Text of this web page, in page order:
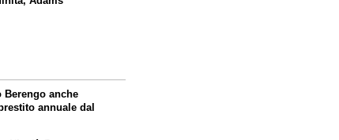
Berengo anche
annuale dal